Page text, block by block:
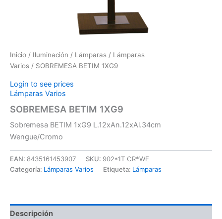
Inicio / Iluminación / Lámparas / Lámparas
Varios / SOBREMESA BETIM 1XG9
Login to see prices
Lámparas Varios
SOBREMESA BETIM 1XG9
Sobremesa BETIM 1xG9 L.12xAn.12xAl.34cm
Wengue/Cromo
EAN: 8435161453907 SKU: 902*1T CR*WE
Categoría: Lámparas Varios Etiqueta: Lámparas
Descripción